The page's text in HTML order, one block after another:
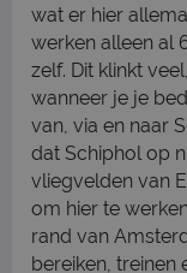
wat er hier
werken alleen al
zelf. Dit klinkt
wanneer je je
van, via en naar
dat Schiphol op
vliegvelden van
om hier te
rand van
bereiken, treinen